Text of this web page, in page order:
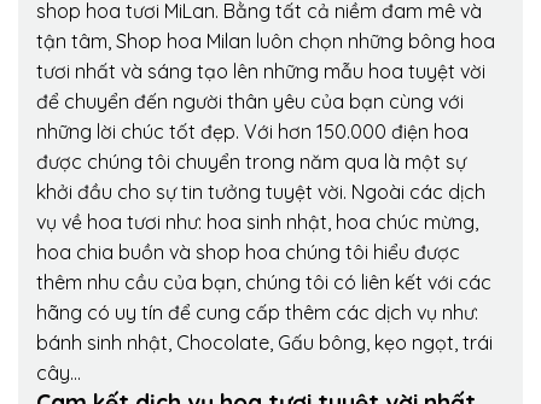
shop hoa tươi MiLan. Bằng tất cả niềm đam mê và
tận tâm, Shop hoa Milan luôn chọn những bông hoa
tươi nhất và sáng tạo lên những mẫu hoa tuyệt vời
để chuyển đến người thân yêu của bạn cùng với
những lời chúc tốt đẹp. Với hơn 150.000 điện hoa
được chúng tôi chuyển trong năm qua là một sự
khởi đầu cho sự tin tưởng tuyệt vời. Ngoài các dịch
vụ về hoa tươi như: hoa sinh nhật, hoa chúc mừng,
hoa chia buồn và shop hoa chúng tôi hiểu được
thêm nhu cầu của bạn, chúng tôi có liên kết với các
hãng có uy tín để cung cấp thêm các dịch vụ như:
bánh sinh nhật, Chocolate, Gấu bông, kẹo ngọt, trái
cây…